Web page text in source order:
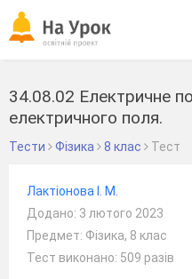
34.08.02 Електричне
електричного поля.
Тести Фізика 8 клас Тест
Лактіонова І. М.
Додано: 3 лютого 2023
Предмет: Фізика, 8 клас
Тест виконано: 509 разів